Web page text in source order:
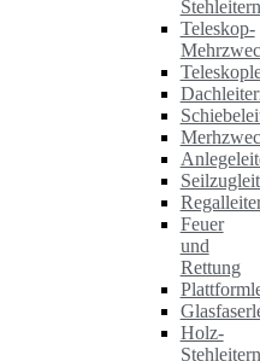
Stehleitern
Teleskop-
Feuer
und
Rettung
Holz-
Stehleitern